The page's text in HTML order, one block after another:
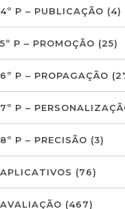
4º P – PUBLICAÇÃO (4)
5º P – PROMOÇÃO (25)
6º P – PROPAGAÇÃO
7º P –
8º P – PRECISÃO (3)
APLICATIVOS (76)
AVALIAÇÃO (467)